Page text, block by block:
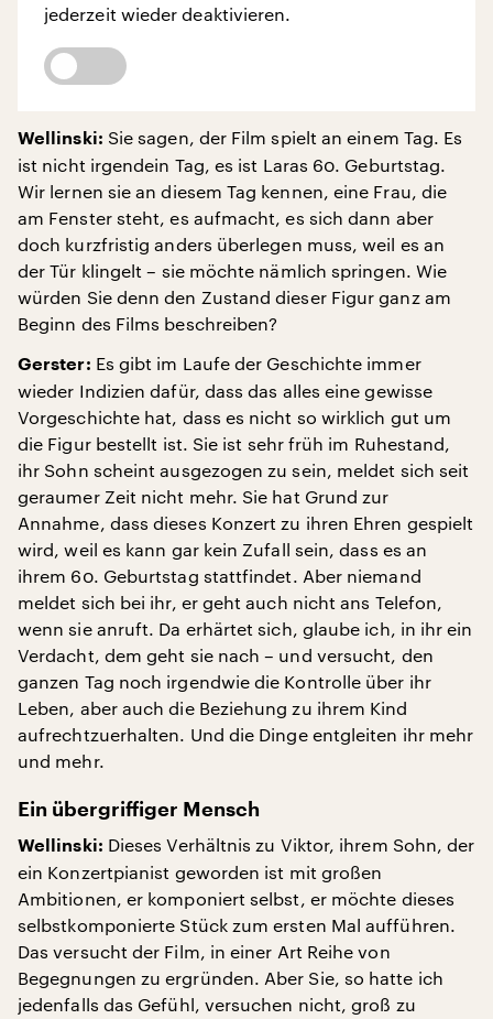
jederzeit wieder deaktivieren.
Wellinski: Sie sagen, der Film spielt an einem Tag. Es
ist nicht irgendein Tag, es ist Laras 60. Geburtstag.
Wir lernen sie an diesem Tag kennen, eine Frau, die
am Fenster steht, es aufmacht, es sich dann aber
doch kurzfristig anders überlegen muss, weil es an
der Tür klingelt – sie möchte nämlich springen. Wie
würden Sie denn den Zustand dieser Figur ganz am
Beginn des Films beschreiben?
Gerster: Es gibt im Laufe der Geschichte immer
wieder Indizien dafür, dass das alles eine gewisse
Vorgeschichte hat, dass es nicht so wirklich gut um
die Figur bestellt ist. Sie ist sehr früh im Ruhestand,
ihr Sohn scheint ausgezogen zu sein, meldet sich seit
geraumer Zeit nicht mehr. Sie hat Grund zur
Annahme, dass dieses Konzert zu ihren Ehren gespielt
wird, weil es kann gar kein Zufall sein, dass es an
ihrem 60. Geburtstag stattfindet. Aber niemand
meldet sich bei ihr, er geht auch nicht ans Telefon,
wenn sie anruft. Da erhärtet sich, glaube ich, in ihr ein
Verdacht, dem geht sie nach – und versucht, den
ganzen Tag noch irgendwie die Kontrolle über ihr
Leben, aber auch die Beziehung zu ihrem Kind
aufrechtzuerhalten. Und die Dinge entgleiten ihr mehr
und mehr.
Ein übergriffiger Mensch
Wellinski: Dieses Verhältnis zu Viktor, ihrem Sohn, der
ein Konzertpianist geworden ist mit großen
Ambitionen, er komponiert selbst, er möchte dieses
selbstkomponierte Stück zum ersten Mal aufführen.
Das versucht der Film, in einer Art Reihe von
Begegnungen zu ergründen. Aber Sie, so hatte ich
jedenfalls das Gefühl, versuchen nicht, groß zu